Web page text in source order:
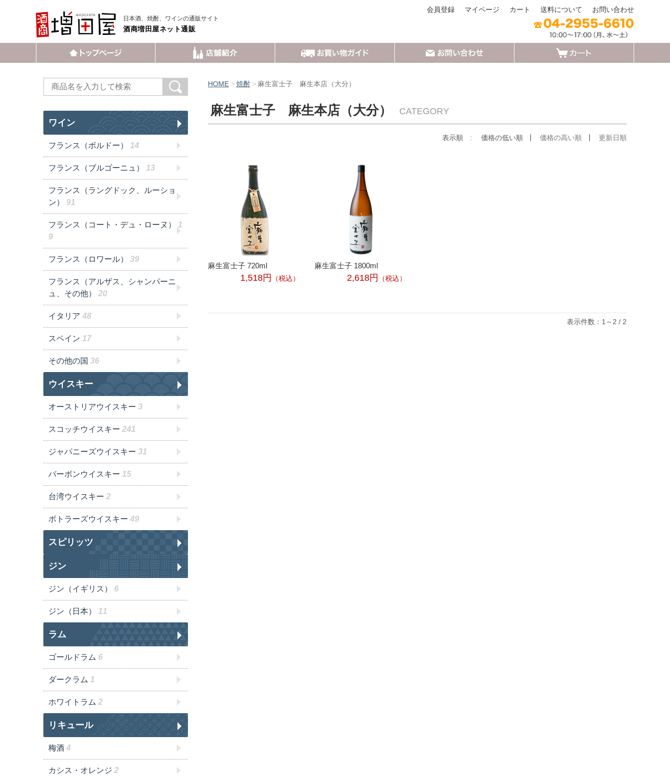
日本酒、焼酎、ワインの通販サイト
酒商増田屋ネット通販
会員登録 マイページ カート 送料について お問い合わせ
HOME 焼酎 麻生富士子 麻生本店（大分）
麻生富士子 麻生本店（大分） CATEGORY
表示順 : 価格の低い順 価格の高い順 更新日順
麻生富士子 720ml
1,518円 （税込）
麻生富士子 1800ml
2,618円 （税込）
表示件数：1～2 / 2
ワイン
フランス（ボルドー） 14
フランス（ブルゴーニュ） 13
フランス（ラングドック、ルーショ
ン）
91
フランス（コート・デュ・ローヌ）
1
9
フランス（ロワール） 39
フランス（アルザス、シャンパーニ
ュ、その他）
20
イタリア 48
スペイン 17
その他の国 36
ウイスキー
オーストリアウイスキー 3
スコッチウイスキー 241
ジャパニーズウイスキー 31
バーボンウイスキー 15
台湾ウイスキー 2
ボトラーズウイスキー 49
スピリッツ
ジン
ジン（イギリス） 6
ジン（日本） 11
ラム
ゴールドラム 6
ダークラム 1
ホワイトラム 2
リキュール
梅酒 4
カシス・オレンジ 2